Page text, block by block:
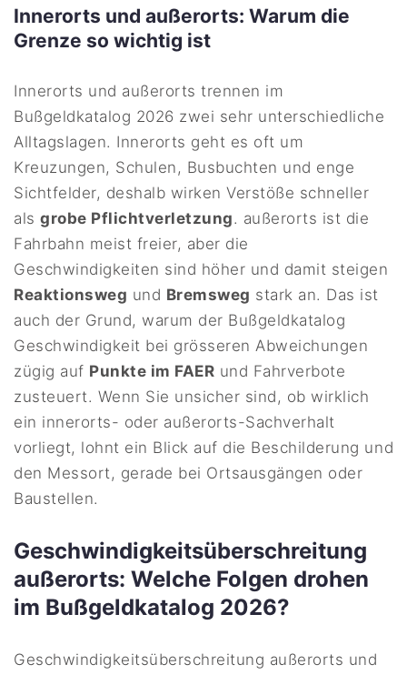
Innerorts und außerorts: Warum die
Grenze so wichtig ist
Innerorts und außerorts trennen im
Bußgeldkatalog 2026 zwei sehr unterschiedliche
Alltagslagen. Innerorts geht es oft um
Kreuzungen, Schulen, Busbuchten und enge
Sichtfelder, deshalb wirken Verstöße schneller
alsgrobe Pflichtverletzung. außerorts ist die
Fahrbahn meist freier, aber die
Geschwindigkeiten sind höher und damit steigen
Reaktionsweg und Bremsweg stark an. Das ist
auch der Grund, warum der Bußgeldkatalog
Geschwindigkeit bei grösseren Abweichungen
zügig auf Punkte im FAER und Fahrverbote
zusteuert. Wenn Sie unsicher sind, ob wirklich
ein innerorts- oder außerorts-Sachverhalt
vorliegt, lohnt ein Blick auf die Beschilderung und
den Messort, gerade bei Ortsausgängen oder
Baustellen.
Geschwindigkeitsüberschreitung
außerorts: Welche Folgen drohen
im Bußgeldkatalog 2026?
Geschwindigkeitsüberschreitung außerorts und